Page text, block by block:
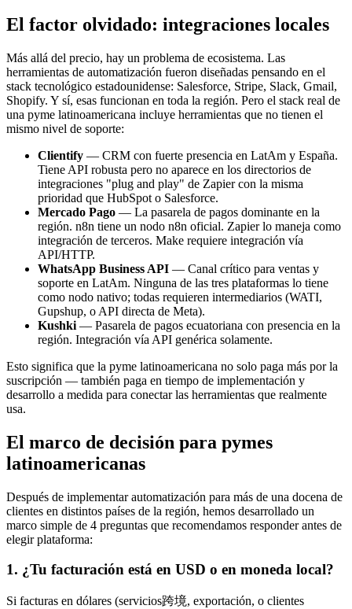
El factor olvidado: integraciones locales
Más allá del precio, hay un problema de ecosistema. Las
herramientas de automatización fueron diseñadas pensando en el
stack tecnológico estadounidense: Salesforce, Stripe, Slack, Gmail,
Shopify. Y sí, esas funcionan en toda la región. Pero el stack real de
una pyme latinoamericana incluye herramientas que no tienen el
mismo nivel de soporte:
Clientify — CRM con fuerte presencia en LatAm y España.
Tiene API robusta pero no aparece en los directorios de
integraciones "plug and play" de Zapier con la misma
prioridad que HubSpot o Salesforce.
Mercado Pago — La pasarela de pagos dominante en la
región. n8n tiene un nodo n8n oficial. Zapier lo maneja como
integración de terceros. Make requiere integración vía
API/HTTP.
WhatsApp Business API — Canal crítico para ventas y
soporte en LatAm. Ninguna de las tres plataformas lo tiene
como nodo nativo; todas requieren intermediarios (WATI,
Gupshup, o API directa de Meta).
Kushki — Pasarela de pagos ecuatoriana con presencia en la
región. Integración vía API genérica solamente.
Esto significa que la pyme latinoamericana no solo paga más por la
suscripción — también paga en tiempo de implementación y
desarrollo a medida para conectar las herramientas que realmente
usa.
El marco de decisión para pymes
latinoamericanas
Después de implementar automatización para más de una docena de
clientes en distintos países de la región, hemos desarrollado un
marco simple de 4 preguntas que recomendamos responder antes de
elegir plataforma:
1. ¿Tu facturación está en USD o en moneda local?
Si facturas en dólares (servicios跨境, exportación, o clientes